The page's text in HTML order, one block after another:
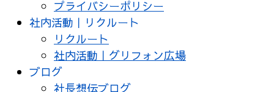
プライバシーポリシー
社内活動｜リクルート
リクルート
社内活動｜グリフォン広場
ブログ
社長想伝ブログ